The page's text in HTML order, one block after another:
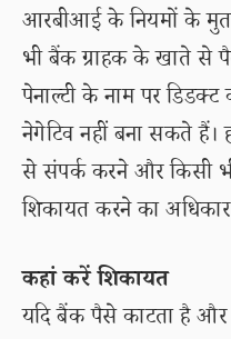
आरबीआई के नियमों के
भी बैंक ग्राहक के खाते से
पेनाल्टी के नाम पर
नेगेटिव नहीं बना सकते हैं।
से संपर्क करने और किसी
शिकायत करने का अधिकार
कहां करें शिकायत
यदि बैंक पैसे काटता है